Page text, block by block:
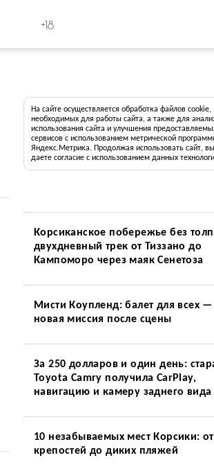
+18
На сайте осуществляется обработка файлов cookie,
необходимых для работы сайта, а также для
использования сайта и улучшения
сервисов с использованием метрической
Яндекс.Метрика. Продолжая использовать сайт, вы
даете согласие с использованием данных
Корсиканское побережье без
двухдневный трек от Тиззано до
Кампоморо через маяк Сенетоза
Мисти Коупленд: балет для всех —
новая миссия после сцены
За 250 долларов и один день:
Toyota Camry получила CarPlay,
навигацию и камеру заднего вида
10 незабываемых мест Корсики: от
крепостей до диких пляжей